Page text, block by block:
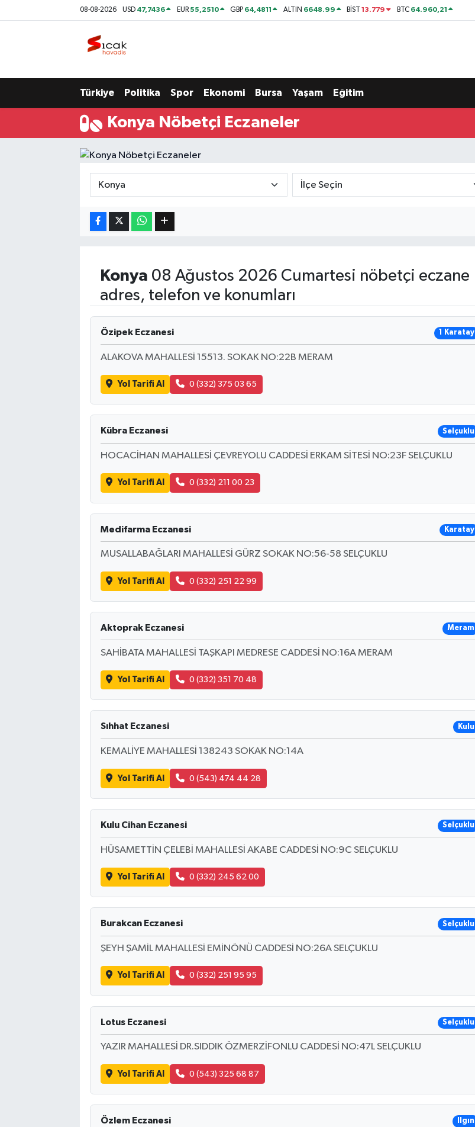
08-08-2026 USD 47,7436 EUR55,2510 GBP 64,4811 ALTIN 6648.99 BİST13.779 BTC 64.960,21
Türkiye Politika Spor Ekonomi Bursa Yaşam Eğitim
Konya Nöbetçi Eczaneler
Konya 08 Ağustos 2026 Cumartesi nöbetçi eczane
adres, telefon ve konumları
Özipek Eczanesi 1 Karatay
ALAKOVA MAHALLESİ 15513. SOKAK NO:22B MERAM
Yol Tarifi Al 0 (332) 375 03 65
Kübra Eczanesi Selçuklu
HOCACİHAN MAHALLESİ ÇEVREYOLU CADDESİ ERKAM SİTESİ NO:23F SELÇUKLU
Yol Tarifi Al 0 (332) 211 00 23
Medifarma Eczanesi Karatay
MUSALLABAĞLARI MAHALLESİ GÜRZ SOKAK NO:56-58 SELÇUKLU
Yol Tarifi Al 0 (332) 251 22 99
Aktoprak Eczanesi Meram
SAHİBATA MAHALLESİ TAŞKAPI MEDRESE CADDESİ NO:16A MERAM
Yol Tarifi Al 0 (332) 351 70 48
Sıhhat Eczanesi Kulu
KEMALİYE MAHALLESİ 138243 SOKAK NO:14A
Yol Tarifi Al 0 (543) 474 44 28
Kulu Cihan Eczanesi Selçuklu
HÜSAMETTİN ÇELEBİ MAHALLESİ AKABE CADDESİ NO:9C SELÇUKLU
Yol Tarifi Al 0 (332) 245 62 00
Burakcan Eczanesi Selçuklu
ŞEYH ŞAMİL MAHALLESİ EMİNÖNÜ CADDESİ NO:26A SELÇUKLU
Yol Tarifi Al 0 (332) 251 95 95
Lotus Eczanesi Selçuklu
YAZIR MAHALLESİ DR.SIDDIK ÖZMERZİFONLU CADDESİ NO:47L SELÇUKLU
Yol Tarifi Al 0 (543) 325 68 87
Özlem Eczanesi Ilgın
Bilim, Teknoloji
Nöbetçi Eczaneler
Süper Lig Puan Durumu ve Fikstür
Son Dakika Haberleri